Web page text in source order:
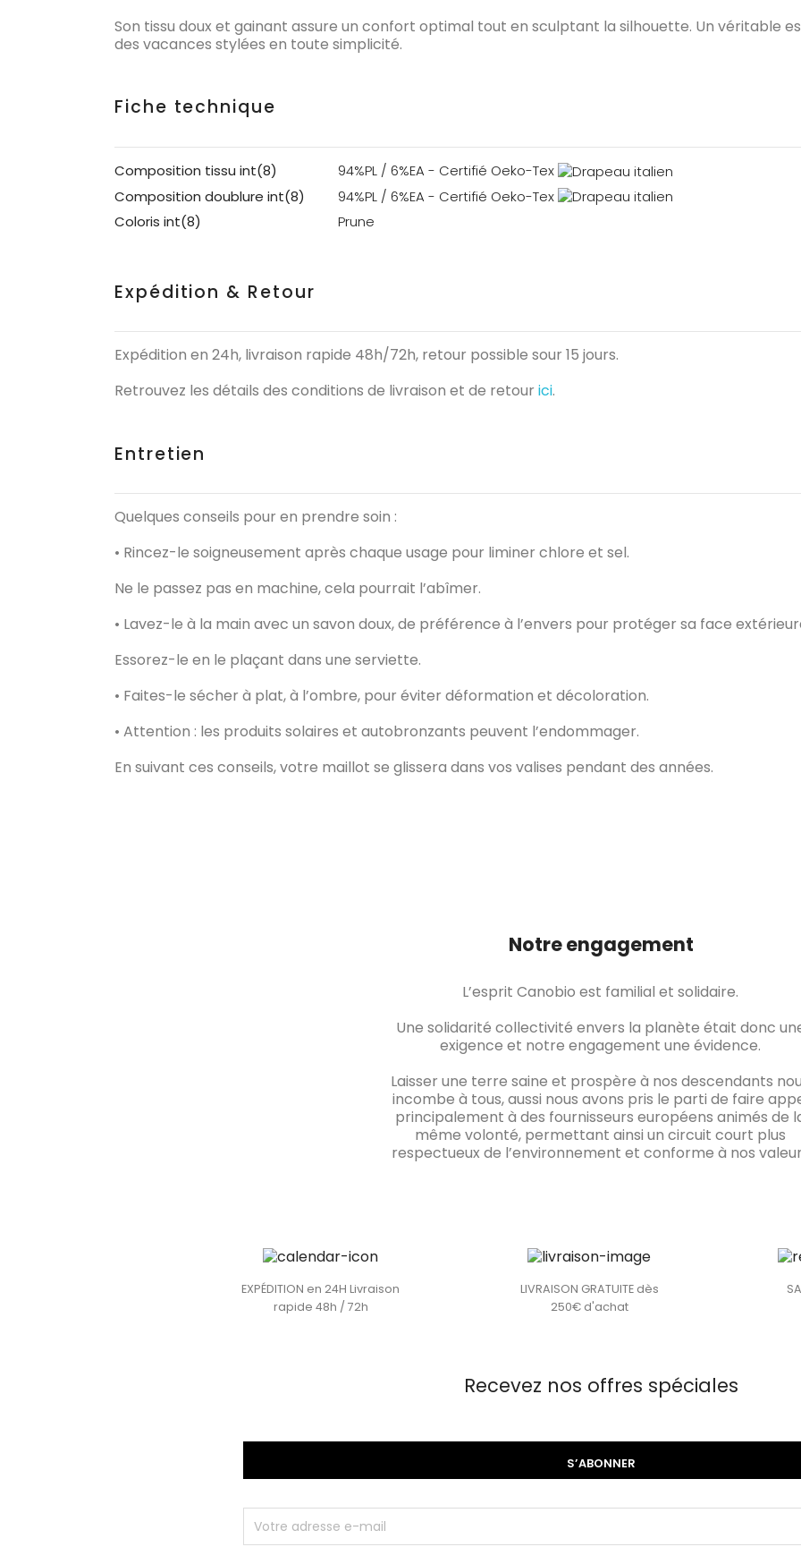
Son tissu doux et gainant assure un confort optimal tout en sculptant la silhouette. Un véritable
des vacances stylées en toute simplicité.
Fiche technique
Composition tissu int(8)
94%PL / 6%EA - Certifié Oeko-Tex
Composition doublure int(8)
94%PL / 6%EA - Certifié Oeko-Tex
Coloris int(8)
Prune
Expédition & Retour
Expédition en 24h, livraison rapide 48h/72h, retour possible sour 15 jours.
Retrouvez les détails des conditions de livraison et de retour ici.
Entretien
Quelques conseils pour en prendre soin :
• Rincez-le soigneusement après chaque usage pour liminer chlore et sel.
Ne le passez pas en machine, cela pourrait l’abîmer.
• Lavez-le à la main avec un savon doux, de préférence à l’envers pour protéger sa face
Essorez-le en le plaçant dans une serviette.
• Faites-le sécher à plat, à l’ombre, pour éviter déformation et décoloration.
• Attention : les produits solaires et autobronzants peuvent l’endommager.
En suivant ces conseils, votre maillot se glissera dans vos valises pendant des années.
Notre engagement
L’esprit Canobio est familial et solidaire.
Une solidarité collectivité envers la planète était donc
exigence et notre engagement une évidence.
Laisser une terre saine et prospère à nos descendants
incombe à tous, aussi nous avons pris le parti de faire
principalement à des fournisseurs européens animés de
même volonté, permettant ainsi un circuit court plus
respectueux de l’environnement et conforme à nos
EXPÉDITION en 24H Livraison
rapide 48h / 72h
LIVRAISON GRATUITE dès
250€ d'achat
Recevez nos offres spéciales